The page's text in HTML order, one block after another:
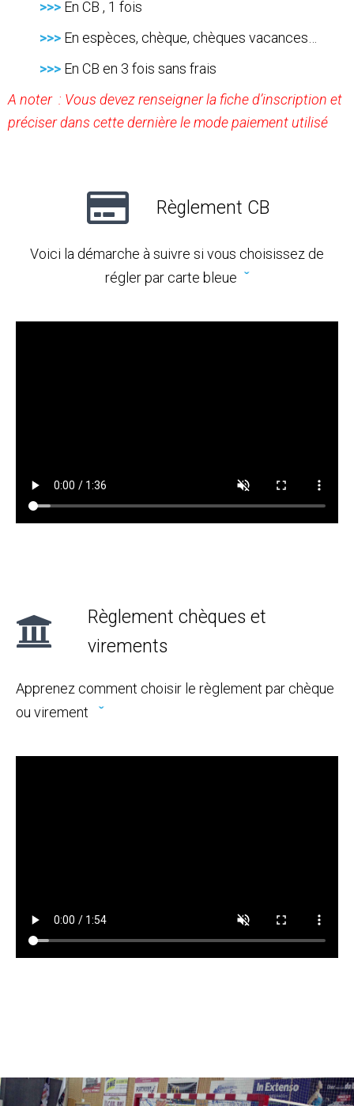
>>> En CB , 1 fois
>>> En espèces, chèque, chèques vacances…
>>> En CB en 3 fois sans frais
A noter : Vous devez renseigner la fiche d’inscription et
préciser dans cette dernière le mode paiement utilisé
Règlement CB
Voici la démarche à suivre si vous choisissez de
régler par carte bleue ˇ
Règlement chèques et
virements
Apprenez comment choisir le règlement par chèque
ou virement ˇ